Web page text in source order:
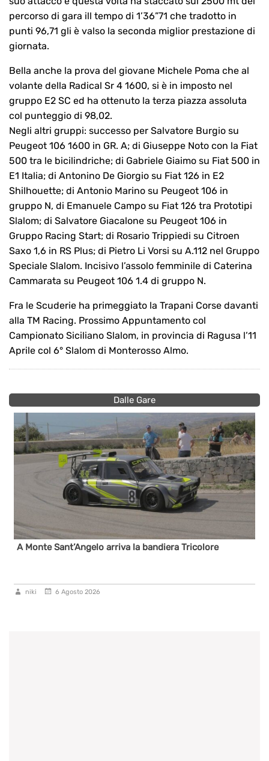
percorso di gara ill tempo di 1’36”71 che tradotto in
punti 96,71 gli è valso la seconda miglior prestazione di
giornata.
Bella anche la prova del giovane Michele Poma che al
volante della Radical Sr 4 1600, si è in imposto nel
gruppo E2 SC ed ha ottenuto la terza piazza assoluta
col punteggio di 98,02.
Negli altri gruppi: successo per Salvatore Burgio su
Peugeot 106 1600 in GR. A; di Giuseppe Noto con la Fiat
500 tra le bicilindriche; di Gabriele Giaimo su Fiat 500 in
E1 Italia; di Antonino De Giorgio su Fiat 126 in E2
Shilhouette; di Antonio Marino su Peugeot 106 in
gruppo N, di Emanuele Campo su Fiat 126 tra Prototipi
Slalom; di Salvatore Giacalone su Peugeot 106 in
Gruppo Racing Start; di Rosario Trippiedi su Citroen
Saxo 1,6 in RS Plus; di Pietro Li Vorsi su A.112 nel Gruppo
Speciale Slalom. Incisivo l’assolo femminile di Caterina
Cammarata su Peugeot 106 1.4 di gruppo N.
Fra le Scuderie ha primeggiato la Trapani Corse davanti
alla TM Racing. Prossimo Appuntamento col
Campionato Siciliano Slalom, in provincia di Ragusa l’11
Aprile col 6° Slalom di Monterosso Almo.
Dalle Gare
Tricolore Lo Slalom Aci Sport torna a Ruoti